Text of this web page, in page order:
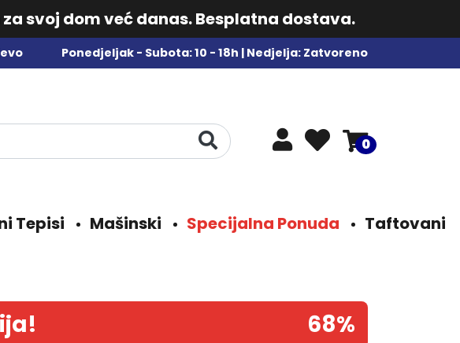
svoj dom već danas. Besplatna dostava.
Ponedjeljak - Subota: 10 - 18h | Nedjelja: Zatvoreno
0
Tepisi Mašinski Specijalna Ponuda Taftovani
68%